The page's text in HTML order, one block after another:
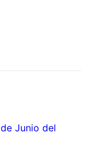
Junio del